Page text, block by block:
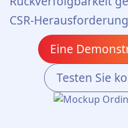
CSR-
Eine
Testen Sie